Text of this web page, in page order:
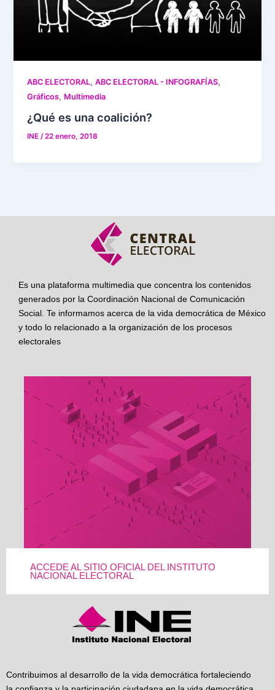
ABC ELECTORAL,ABC ELECTORAL - INFOGRAFÍAS,
Gráficos, Multimedia
¿Qué es una coalición?
INE/22 enero, 2018
Es una plataforma multimedia que concentra los contenidos
generados por la Coordinación Nacional de Comunicación
Social. Te informamos acerca de la vida democrática de México
y todo lo relacionado a la organización de los procesos
electorales
ACCEDE AL SITIO OFICIAL DEL INSTITUTO
NACIONAL ELECTORAL
Contribuimos al desarrollo de la vida democrática fortaleciendo